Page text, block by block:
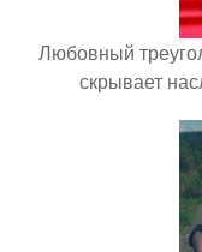
Любовный
скрывает